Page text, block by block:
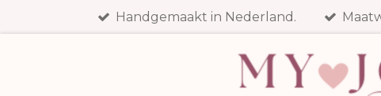
Handgemaakt in Nederland.